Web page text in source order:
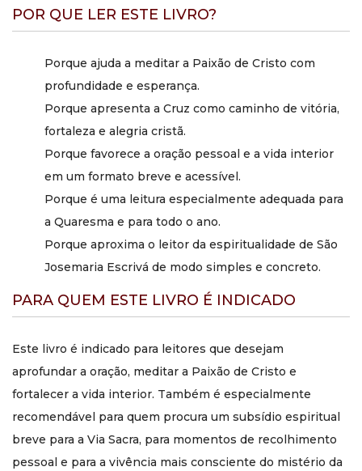
Qual é o diferencial desta
Seu diferencial está em apresentar a Via Sacra de modo
profundamente espiritual e esperançoso, mostrando que a
Paixão de Cristo é também caminho de vitória, alegria cristã
O formato pocket faz
diferença no uso do livro?
Sim. O formato pequeno favorece levar o livro consigo,
utilizá-lo em momentos de oração ao longo do dia e
retomá-lo com facilidade em capelas, retiros e tempos de
recolhimento.
Quantas páginas tem esta
edição?
Esta edição tem 96 páginas.
O livro é indicado para leitura
pessoal ou para presentear?
As duas possibilidades são muito adequadas. É uma obra
muito útil para a oração pessoal e também uma boa
POR QUE LER ESTE LIVRO?
Porque ajuda a meditar a Paixão de Cristo com
profundidade e esperança.
Porque apresenta a Cruz como caminho de vitória,
fortaleza e alegria cristã.
Porque favorece a oração pessoal e a vida interior
em um formato breve e acessível.
Porque é uma leitura especialmente adequada para
a Quaresma e para todo o ano.
Porque aproxima o leitor da espiritualidade de São
Josemaria Escrivá de modo simples e concreto.
PARA QUEM ESTE LIVRO É INDICADO
Este livro é indicado para leitores que desejam
aprofundar a oração, meditar a Paixão de Cristo e
fortalecer a vida interior. Também é especialmente
recomendável para quem procura um subsídio espiritual
breve para a Via Sacra, para momentos de recolhimento
pessoal e para a vivência mais consciente do mistério da